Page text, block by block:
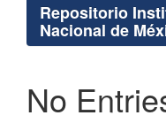
Repositorio
Nacional de
No